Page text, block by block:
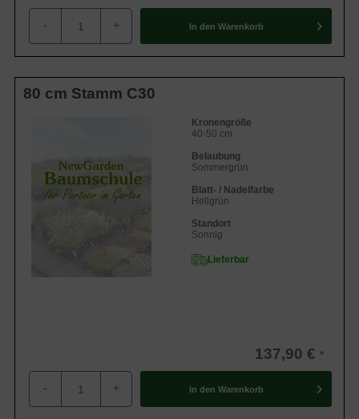
- + In den Warenkorb
80 cm Stamm C30
Kronengröße
40-50 cm
Belaubung
Sommergrün
Blatt- / Nadelfarbe
Hellgrün
Standort
Sonnig
Lieferbar
137,90 €
- + In den Warenkorb